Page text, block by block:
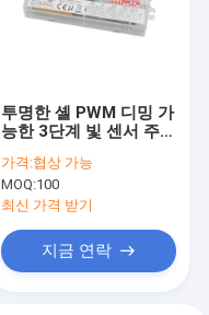
투명한 셸 PWM 디밍 가
능한 3단계 빛 센서 주차
가격:협상 가능
MOQ:100
최신 가격 받기
지금 연락